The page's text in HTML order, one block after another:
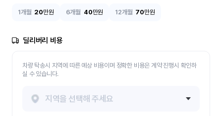
1개월 20만원 6개월 40만원 12개월 70만원
딜리버리 비용
차량 탁송시 지역에 따른 예상 비용이며 정확한 비용은 계약 진행시 확인하
실 수 있습니다.
지역을 선택해 주세요